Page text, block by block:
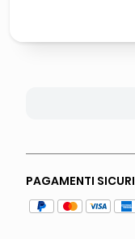
PAGAMENTI SICURI